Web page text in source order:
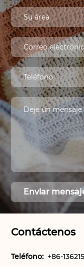
Contáctenos
Teléfono: +86-